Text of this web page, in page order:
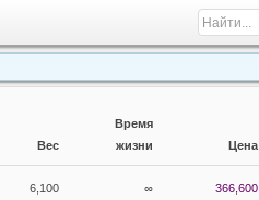
Вес
Время
жизни
Цена
6,100 ∞ 366,600